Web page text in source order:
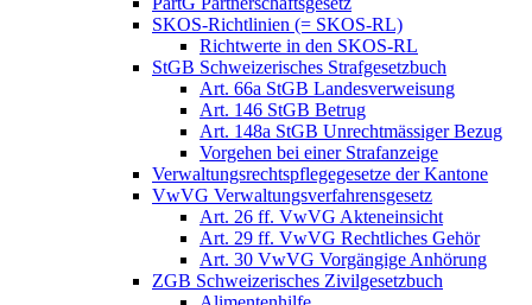
SKOS-Richtlinien (= SKOS-RL)
Richtwerte in den SKOS-RL
StGB Schweizerisches Strafgesetzbuch
Art. 66a StGB Landesverweisung
Art. 146 StGB Betrug
Art. 148a StGB Unrechtmässiger Bezug
Vorgehen bei einer Strafanzeige
Verwaltungsrechtspflegegesetze der Kantone
VwVG Verwaltungsverfahrensgesetz
Art. 26 ff. VwVG Akteneinsicht
Art. 29 ff. VwVG Rechtliches Gehör
Art. 30 VwVG Vorgängige Anhörung
ZGB Schweizerisches Zivilgesetzbuch